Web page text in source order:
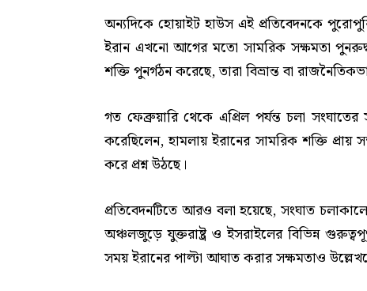
অন্যদিকে হোয়াইট হাউস এই প্রতিবেদনকে
ইরান এখনো আগের মতো সামরিক সক্ষমতা
শক্তি পুনর্গঠন করেছে, তারা বিভ্রান্ত বা
গত ফেব্রুয়ারি থেকে এপ্রিল পর্যন্ত চলা সংঘাতের
করেছিলেন, হামলায় ইরানের সামরিক শক্তি প্রায়
করে প্রশ্ন উঠছে।
প্রতিবেদনটিতে আরও বলা হয়েছে, সংঘাত
অঞ্চলজুড়ে যুক্তরাষ্ট্র ও ইসরাইলের বিভিন্ন
সময় ইরানের পাল্টা আঘাত করার সক্ষমতাও